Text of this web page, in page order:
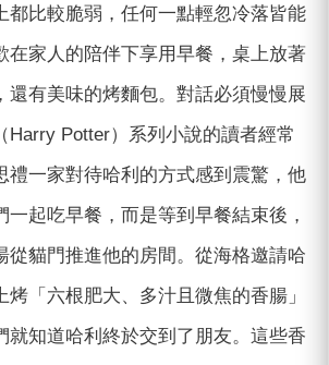
都比較脆弱，任何一點輕忽冷落皆能
在家人的陪伴下享用早餐，桌上放著
還有美味的烤麵包。對話必須慢慢展
Harry Potter）系列小說的讀者經常
禮一家對待哈利的方式感到震驚，他
一起吃早餐，而是等到早餐結束後，
從貓門推進他的房間。從海格邀請哈
「六根肥大、多汁且微焦的香腸」
就知道哈利終於交到了朋友。這些香